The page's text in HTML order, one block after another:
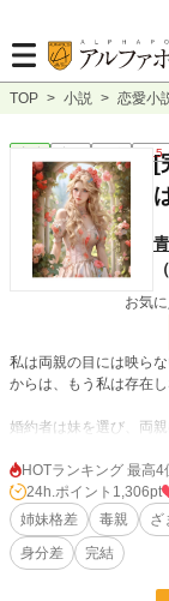
TOP > 小説 > 恋愛小
R15
[
お気
私は両親の目には映ら
からは、もう私は存在し
婚約者は妹を選び、両
「取られる方が悪いん
妹の言葉を肯定する家
そうですか･･････私は
HOTランキング 最高4
24h.ポイント 1,306pt
姉妹格差
毒親 ざ
身分差
完結